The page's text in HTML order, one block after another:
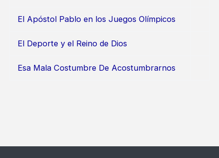
El Apóstol Pablo en los Juegos Olímpicos
El Deporte y el Reino de Dios
Esa Mala Costumbre De Acostumbrarnos